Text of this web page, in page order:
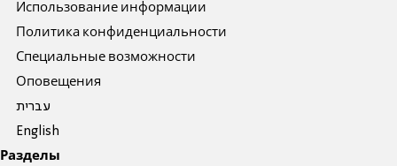
Использование информации
Политика конфиденциальности
Специальные возможности
Оповещения
עברית
English
Разделы